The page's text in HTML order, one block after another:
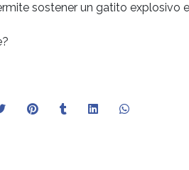
sostener un gatito explosivo